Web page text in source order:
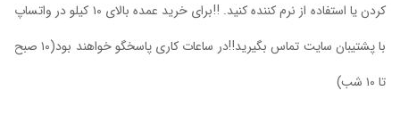
کردن یا استفاده از نرم کننده کنید. ‼️برای خرید عمده بالای ۱۰ کیلو در واتساپ
با پشتیبان سایت تماس بگیرید‼️در ساعات کاری پاسخگو خواهند بود(۱۰ صبح
تا ۱۰ شب)